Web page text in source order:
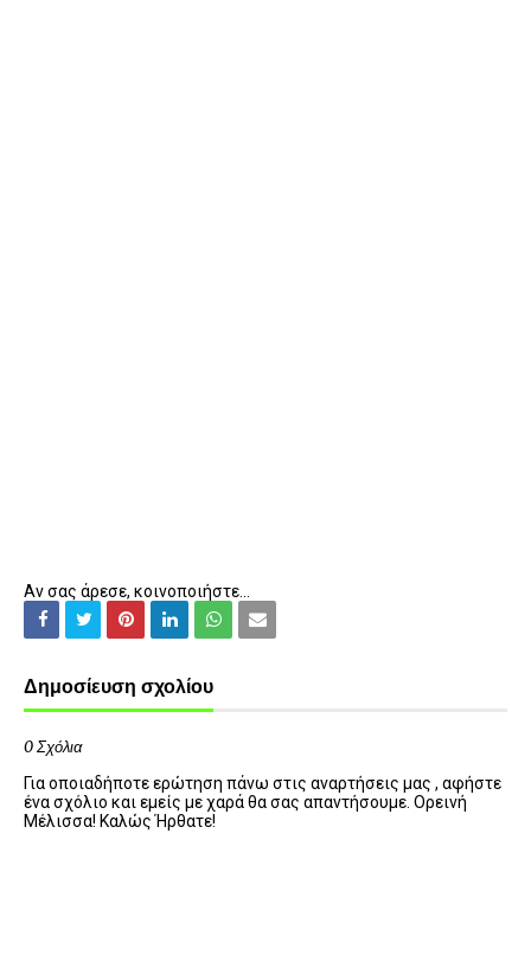
Αν σας άρεσε, κοινοποιήστε...
Δημοσίευση σχολίου
0 Σχόλια
Για οποιαδήποτε ερώτηση πάνω στις αναρτήσεις μας , αφήστε
ένα σχόλιο και εμείς με χαρά θα σας απαντήσουμε. Ορεινή
Μέλισσα! Καλώς Ήρθατε!